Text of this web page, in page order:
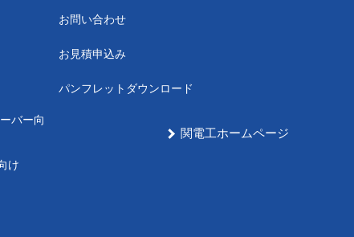
バー向
け
お問い合わせ
お見積申込み
パンフレットダウンロード
関電工ホームページ